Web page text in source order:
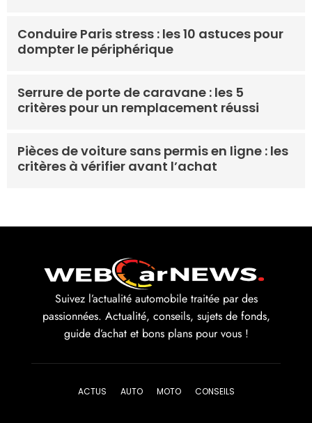
Conduire Paris stress : les 10 astuces pour
dompter le périphérique
Serrure de porte de caravane : les 5
critères pour un remplacement réussi
Pièces de voiture sans permis en ligne : les
critères à vérifier avant l’achat
Suivez l’actualité automobile traitée par des
passionnées. Actualité, conseils, sujets de fonds,
guide d’achat et bons plans pour vous !
ACTUS AUTO MOTO CONSEILS